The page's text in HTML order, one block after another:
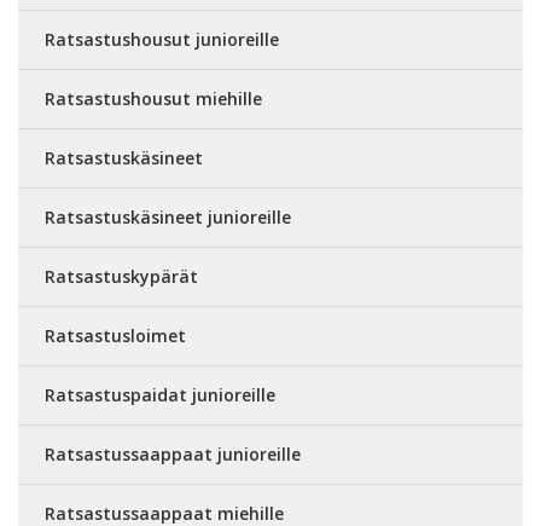
Ratsastushousut junioreille
Ratsastushousut miehille
Ratsastuskäsineet
Ratsastuskäsineet junioreille
Ratsastuskypärät
Ratsastusloimet
Ratsastuspaidat junioreille
Ratsastussaappaat junioreille
Ratsastussaappaat miehille